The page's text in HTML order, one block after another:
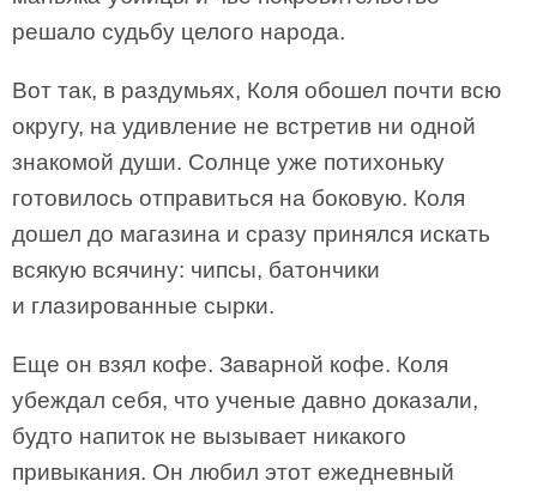
решало судьбу целого народа.
Вот так, в раздумьях, Коля обошел почти всю
округу, на удивление не встретив ни одной
знакомой души. Солнце уже потихоньку
готовилось отправиться на боковую. Коля
дошел до магазина и сразу принялся искать
всякую всячину: чипсы, батончики
и глазированные сырки.
Еще он взял кофе. Заварной кофе. Коля
убеждал себя, что ученые давно доказали,
будто напиток не вызывает никакого
привыкания. Он любил этот ежедневный